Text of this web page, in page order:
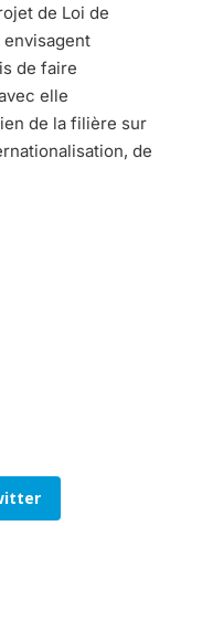
de Loi de
envisagent
de faire
elle
de la filière sur
de